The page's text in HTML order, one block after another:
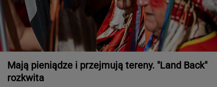
Mają pieniądze i przejmują tereny. "Land Back"
rozkwita